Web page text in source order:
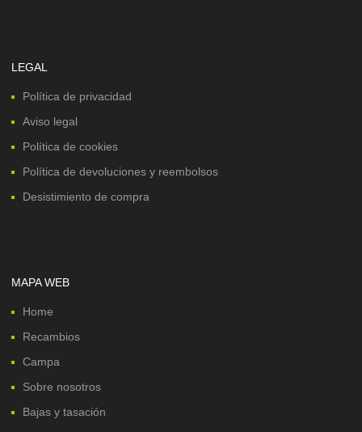
LEGAL
Política de privacidad
Aviso legal
Política de cookies
Política de devoluciones y reembolsos
Desistimiento de compra
MAPA WEB
Home
Recambios
Campa
Sobre nosotros
Bajas y tasación